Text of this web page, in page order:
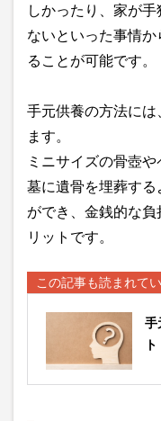
しかったり、家が
ないといった事情
ることが可能です。
手元供養の方法には
ます。
ミニサイズの骨壺
墓に遺骨を埋葬する
ができ、金銭的な
リットです。
この記事も読まれて
手